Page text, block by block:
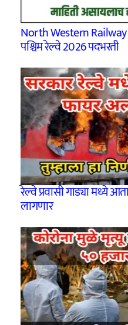
North Western
पश्चिम रेल्वे 2026 पदभरती
रेल्वे प्रवासी गाड्या मध्ये
लागणार